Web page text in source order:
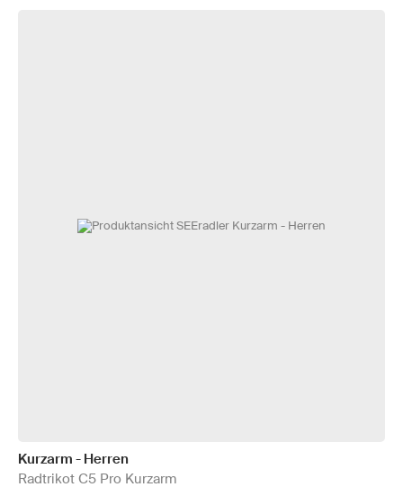
Kurzarm - Herren
Radtrikot C5 Pro Kurzarm